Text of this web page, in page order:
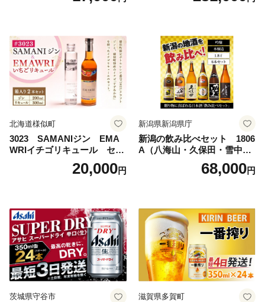
uper dry 11回 缶ビール 缶 ギ
フト 内祝い 茨城県守谷市 送
料無料
北海道様似町
3023 SAMANIジン EMA
WRIイチゴリキュール セッ
ト（箱入り）【大人の味 酒
お酒 洋酒 スピリッツ クラフ
セット 詰め合わせ カクテル
ソーダ割り アルコール ロッ
ク ソーダ ジントニック 】
20,000円
新潟県新潟県庁
新潟の飲み比べセット 1806
A（八海山・久保田・雪中
梅・越乃寒梅・かたふね・千
68,000円
茨城県守谷市 滋賀県多賀町